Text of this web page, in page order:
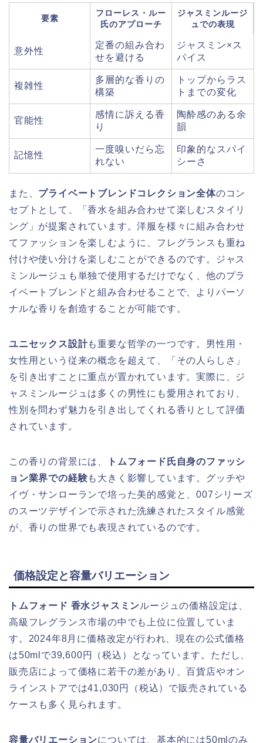
要素
フローレス・ルー
氏のアプローチ
ジャスミンルージ
ュでの表現
意外性
定番の組み合わ
せを避ける
ジャスミン×ス
パイス
複雑性
多層的な香りの
構築
トップからラス
トまでの変化
官能性
感情に訴える香
り
陶酔感のある余
韻
記憶性
一度嗅いだら忘
れない
印象的なスパイ
シーさ
また、 プライベートブレンドコレクション全体のコン
セプトとして、「香水を組み合わせて楽しむスタイリ
ング」が提案されています。洋服を様々に組み合わせ
てファッションを楽しむように、フレグランスも重ね
付けや使い分けを楽しむことができるのです。ジャス
ミンルージュも単独で使用するだけでなく、他のプラ
イベートブレンドと組み合わせることで、よりパーソ
ナルな香りを創造することが可能です。
ユニセックス設計も重要な哲学の一つです。男性用・
女性用という従来の概念を超えて、「その人らしさ」
を引き出すことに重点が置かれています。実際に、ジ
ャスミンルージュは多くの男性にも愛用されており、
性別を問わず魅力を引き出してくれる香りとして評価
されています。
この香りの背景には、
トムフォード氏自身のファッシ
ョン業界での経験も大きく影響しています。グッチや
イヴ・サンローランで培った美的感覚と、007シリーズ
のスーツデザインで示された洗練されたスタイル感覚
が、香りの世界でも表現されているのです。
価格設定と容量バリエーション
トムフォード 香水ジャスミンルージュの価格設定は、
高級フレグランス市場の中でも上位に位置していま
す。2024年8月に価格改定が行われ、現在の公式価格
は50mlで39,600円（税込）となっています。ただし、
販売店によって価格に若干の差があり、百貨店やオン
ラインストアでは41,030円（税込）で販売されている
ケースも多く見られます。
容量バリエーションについては、基本的には50mlのみ